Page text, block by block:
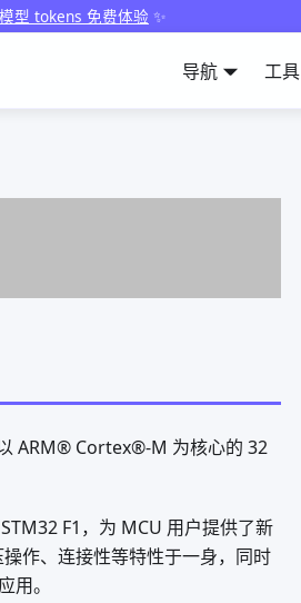
型 tokens 免费体验 ✨
导航 工具
ARM® Cortex®-M 为核心的 32
F1，为 MCU 用户提供了新
作、连接性等特性于一身，同时
用。